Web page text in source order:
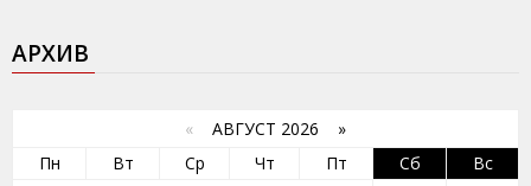
АРХИВ
« АВГУСТ 2026 »
Пн
Вт Ср Чт Пт Сб
Вс